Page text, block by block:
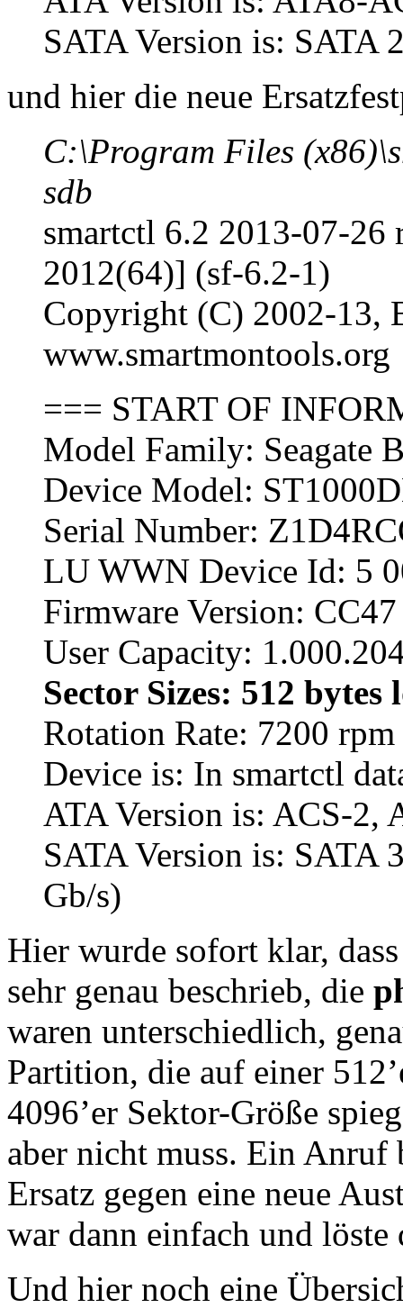
SATA Version is: SATA
und hier die neue
C:\Program Files
sdb
smartctl 6.2 2013-07-
2012(64)] (sf-6.2-1)
Copyright (C) 2002-13,
www.smartmontools.org
=== START OF
Model Family: Seagate
Device Model:
Serial Number:
LU WWN Device Id: 5
Firmware Version: CC47
User Capacity:
Sector Sizes: 512
Rotation Rate: 7200 rpm
Device is: In smartctl
ATA Version is: ACS-2,
SATA Version is: SATA
Gb/s)
Hier wurde sofort klar,
sehr genau beschrieb, die
waren unterschiedlich,
Partition, die auf einer
4096’er Sektor-Größe
aber nicht muss. Ein
Ersatz gegen eine neue
war dann einfach und löste
Und hier noch eine